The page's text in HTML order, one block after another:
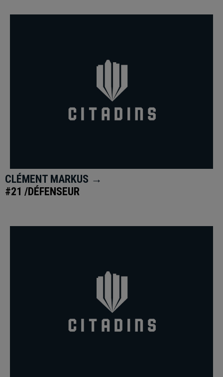
CLÉMENT MARKUS →
#21 /DÉFENSEUR